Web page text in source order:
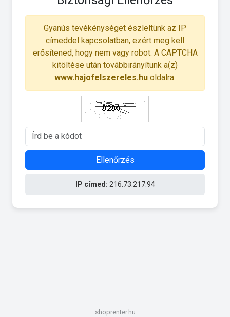
Gyanús tevékénységet észleltünk az IP
címeddel kapcsolatban, ezért meg kell
erősítened, hogy nem vagy robot. A CAPTCHA
kitöltése után továbbirányítunk a(z)
www.hajofelszereles.hu oldalra.
Ellenőrzés
IP címed: 216.73.217.94
shoprenter.hu